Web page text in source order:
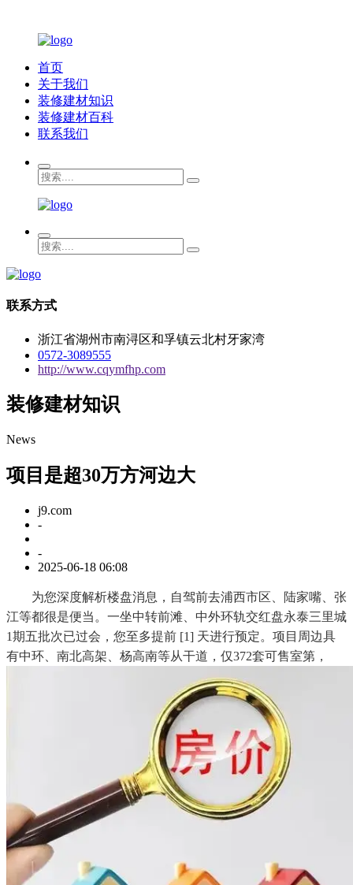
首页
关于我们
装修建材知识
装修建材百科
联系我们
联系方式
浙江省湖州市南浔区和孚镇云北村牙家湾
0572-3089555
http://www.cqymfhp.com
装修建材知识
News
项目是超30万方河边大
j9.com
-
-
2025-06-18 06:08
为您深度解析楼盘消息，自驾前去浦西市区、陆家嘴、张
江等都很是便当。一坐中转前滩、中外环轨交红盘永泰三里城
1期五批次已过会，您至多提前 [1] 天进行预定。项目周边具
有中环、南北高架、杨高南等从干道，仅372套可售室第，